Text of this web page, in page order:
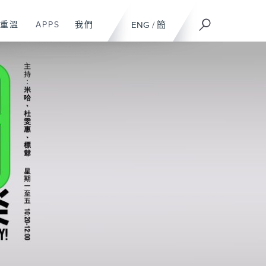
ENG / 簡
重溫 APPS 我們